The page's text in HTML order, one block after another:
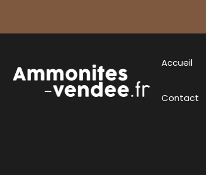
Accueil
Contact